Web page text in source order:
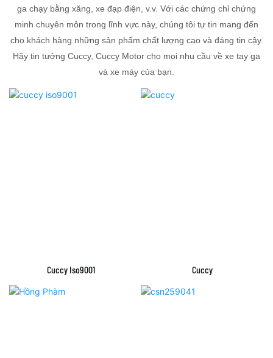
ga chạy bằng xăng, xe đạp điện, v.v. Với các chứng chỉ chứng
minh chuyên môn trong lĩnh vực này, chúng tôi tự tin mang đến
cho khách hàng những sản phẩm chất lượng cao và đáng tin cậy.
Hãy tin tưởng Cuccy, Cuccy Motor cho mọi nhu cầu về xe tay ga
và xe máy của bạn.
Cuccy Iso9001 Cuccy